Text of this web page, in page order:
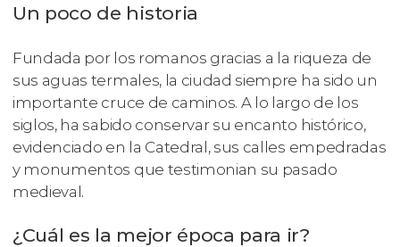
Un poco de historia
Fundada por los romanos gracias a la riqueza de
sus aguas termales, la ciudad siempre ha sido un
importante cruce de caminos. A lo largo de los
siglos, ha sabido conservar su encanto histórico,
evidenciado en la Catedral, sus calles empedradas
y monumentos que testimonian su pasado
medieval.
¿Cuál es la mejor época para ir?